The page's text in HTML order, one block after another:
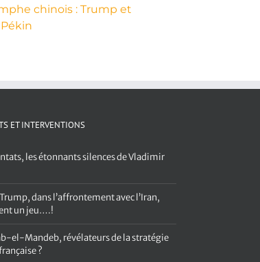
chinois : Trump et
ET INTERVENTIONS
les étonnants silences de Vladimir
dans l’affrontement avec l’Iran,
un jeu….!
el-Mandeb, révélateurs de la stratégie
?